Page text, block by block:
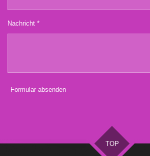
Nachricht *
Formular absenden
TOP